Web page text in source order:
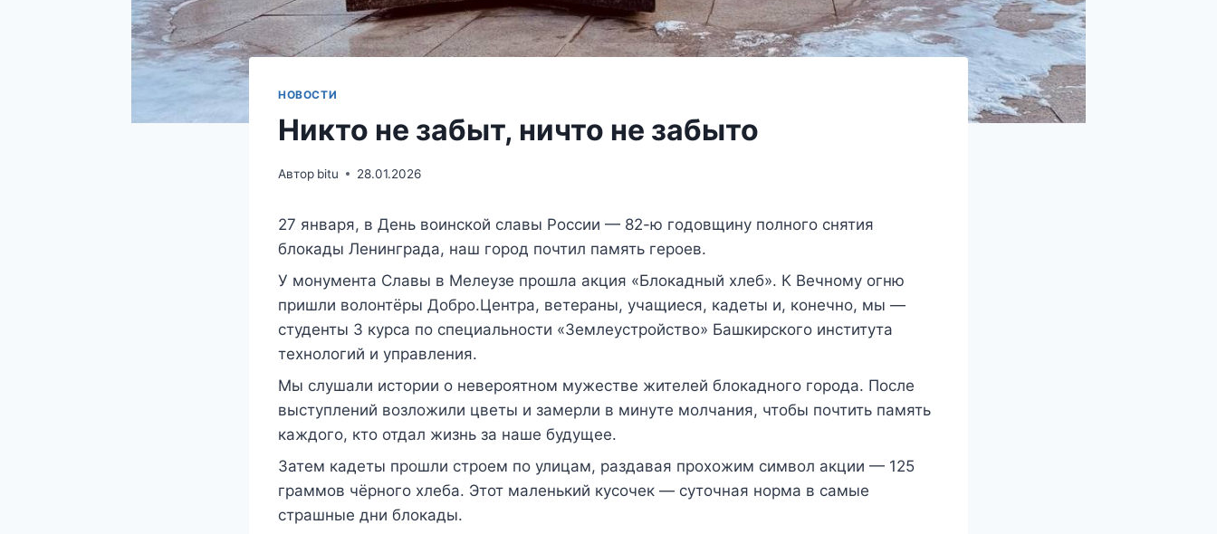
НОВОСТИ
Никто не забыт, ничто не забыто
Автор bitu 28.01.2026
27 января, в День воинской славы России — 82-ю годовщину полного снятия
блокады Ленинграда, наш город почтил память героев.
У монумента Славы в Мелеузе прошла акция «Блокадный хлеб». К Вечному огню
пришли волонтёры Добро.Центра, ветераны, учащиеся, кадеты и, конечно, мы —
студенты 3 курса по специальности «Землеустройство» Башкирского института
технологий и управления.
Мы слушали истории о невероятном мужестве жителей блокадного города. После
выступлений возложили цветы и замерли в минуте молчания, чтобы почтить память
каждого, кто отдал жизнь за наше будущее.
Затем кадеты прошли строем по улицам, раздавая прохожим символ акции — 125
граммов чёрного хлеба. Этот маленький кусочек — суточная норма в самые
страшные дни блокады.